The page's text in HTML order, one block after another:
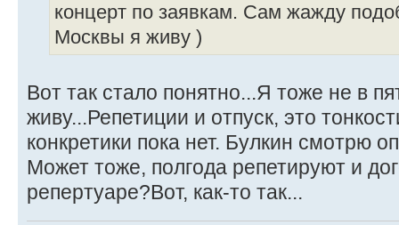
концерт по заявкам. Сам жажду
Москвы я живу )
Вот так стало понятно...Я тоже не в
живу...Репетиции и отпуск, это
конкретики пока нет. Булкин смотрю
Может тоже, полгода репетируют и
репертуаре?Вот, как-то так...